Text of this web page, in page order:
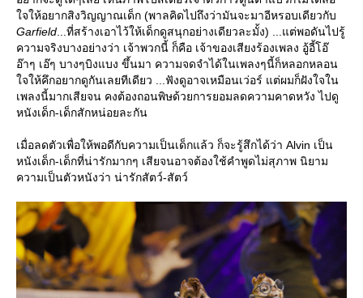
จให้อยากสิงวิญญาณเด็ก (พาลคิดไปถึงว่ามันจะมาอีหรอบเดียวกับ
Garfield...ที่สร้างเอาไว้ให้เด็กดูสนุกอย่างเดียวละมั้ง) ...แต่พอดันไปรู้
ความจริงบางอย่างว่า เจ้าพวกนี้ ก็คือ เจ้าของเสียงร้องเพลง อู้อี้โอ๊
อ๊าๆ เอ๊ๆ บางๆบิงแบง ขึ้นมา ความจดจำได้ในเพลงๆนี้ก็หลอกหลอน
จให้คึกอยากดูกันเลยทีเดียว ...ฟังดูอาจเหมือนเว่อร์ แต่ผมก็ฝังใจใน
เพลงนี้มากเสียจน คงต้องถอนพิษด้วยการยอมลดความคาดหวัง ไปดู
หนังเด็ก-เด็กสักหน่อยละกัน
เมื่อลดตัวเพื่อให้พอดีกับความเป็นเด็กแล้ว ก็จะรู้สึกได้ว่า Alvin เป็น
หนังเด็ก-เด็กที่น่ารักมากๆ เสียจนอาจต้องใช้คำพูดไม่สุภาพ นิยาม
ความเป็นตัวหนังว่า น่ารักสัตว์-สัตว์